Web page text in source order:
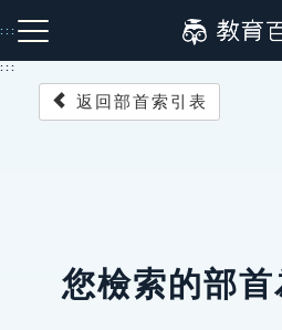
到
主
:::
:::
返回部首索引表
您檢索的部首